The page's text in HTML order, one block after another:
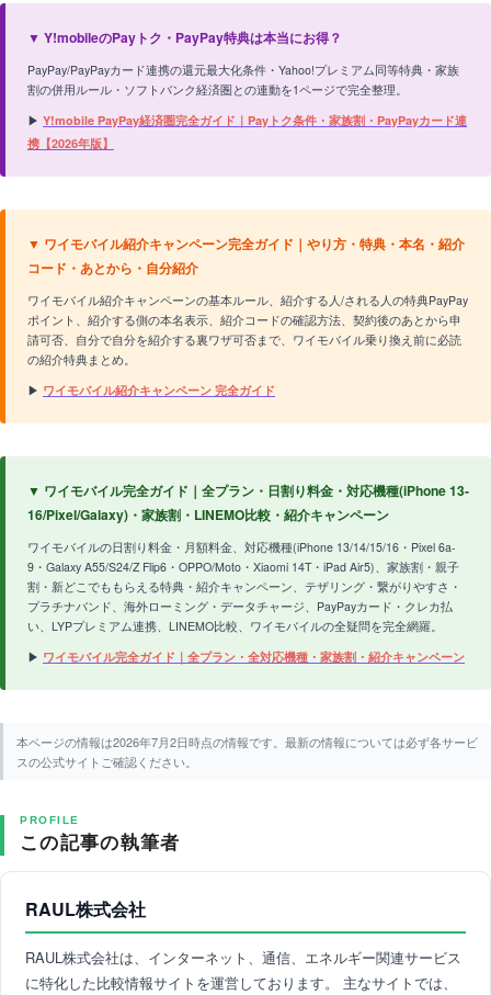
▼ Y!mobileのPayトク・PayPay特典は本当にお得？
PayPay/PayPayカード連携の還元最大化条件・Yahoo!プレミアム同等特典・家族
割の併用ルール・ソフトバンク経済圏との連動を1ページで完全整理。
▶ Y!mobile PayPay経済圏完全ガイド｜Payトク条件・家族割・PayPayカード連
携【2026年版】
▼ ワイモバイル紹介キャンペーン完全ガイド｜やり方・特典・本名・紹介
コード・あとから・自分紹介
ワイモバイル紹介キャンペーンの基本ルール、紹介する人/される人の特典PayPay
ポイント、紹介する側の本名表示、紹介コードの確認方法、契約後のあとから申
請可否、自分で自分を紹介する裏ワザ可否まで、ワイモバイル乗り換え前に必読
の紹介特典まとめ。
▶ ワイモバイル紹介キャンペーン 完全ガイド
▼ ワイモバイル完全ガイド｜全プラン・日割り料金・対応機種(iPhone 13-
16/Pixel/Galaxy)・家族割・LINEMO比較・紹介キャンペーン
ワイモバイルの日割り料金・月額料金、対応機種(iPhone 13/14/15/16・Pixel 6a-
9・Galaxy A55/S24/Z Flip6・OPPO/Moto・Xiaomi 14T・iPad Air5)、家族割・親子
割・新どこでももらえる特典・紹介キャンペーン、テザリング・繋がりやすさ・
プラチナバンド、海外ローミング・データチャージ、PayPayカード・クレカ払
い、LYPプレミアム連携、LINEMO比較、ワイモバイルの全疑問を完全網羅。
▶ ワイモバイル完全ガイド｜全プラン・全対応機種・家族割・紹介キャンペーン
本ページの情報は2026年7月2日時点の情報です。最新の情報については必ず各サービ
スの公式サイトご確認ください。
PROFILE
この記事の執筆者
RAUL株式会社
RAUL株式会社は、インターネット、通信、エネルギー関連サービス
に特化した比較情報サイトを運営しております。 主なサイトでは、